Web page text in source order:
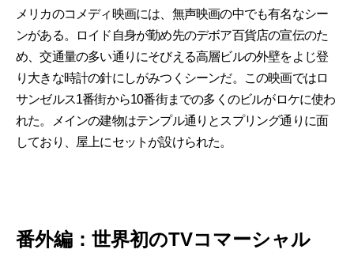
メリカのコメディ映画には、無声映画の中でも有名なシー
ンがある。ロイド自身が勤め先のデボア百貨店の宣伝のた
め、交通量の多い通りにそびえる高層ビルの外壁をよじ登
り大きな時計の針にしがみつくシーンだ。この映画ではロ
サンゼルス1番街から10番街までの多くのビルがロケに使わ
れた。メインの建物はテンプル通りとスプリング通りに面
しており、屋上にセットが設けられた。
番外編：世界初のTVコマーシャル